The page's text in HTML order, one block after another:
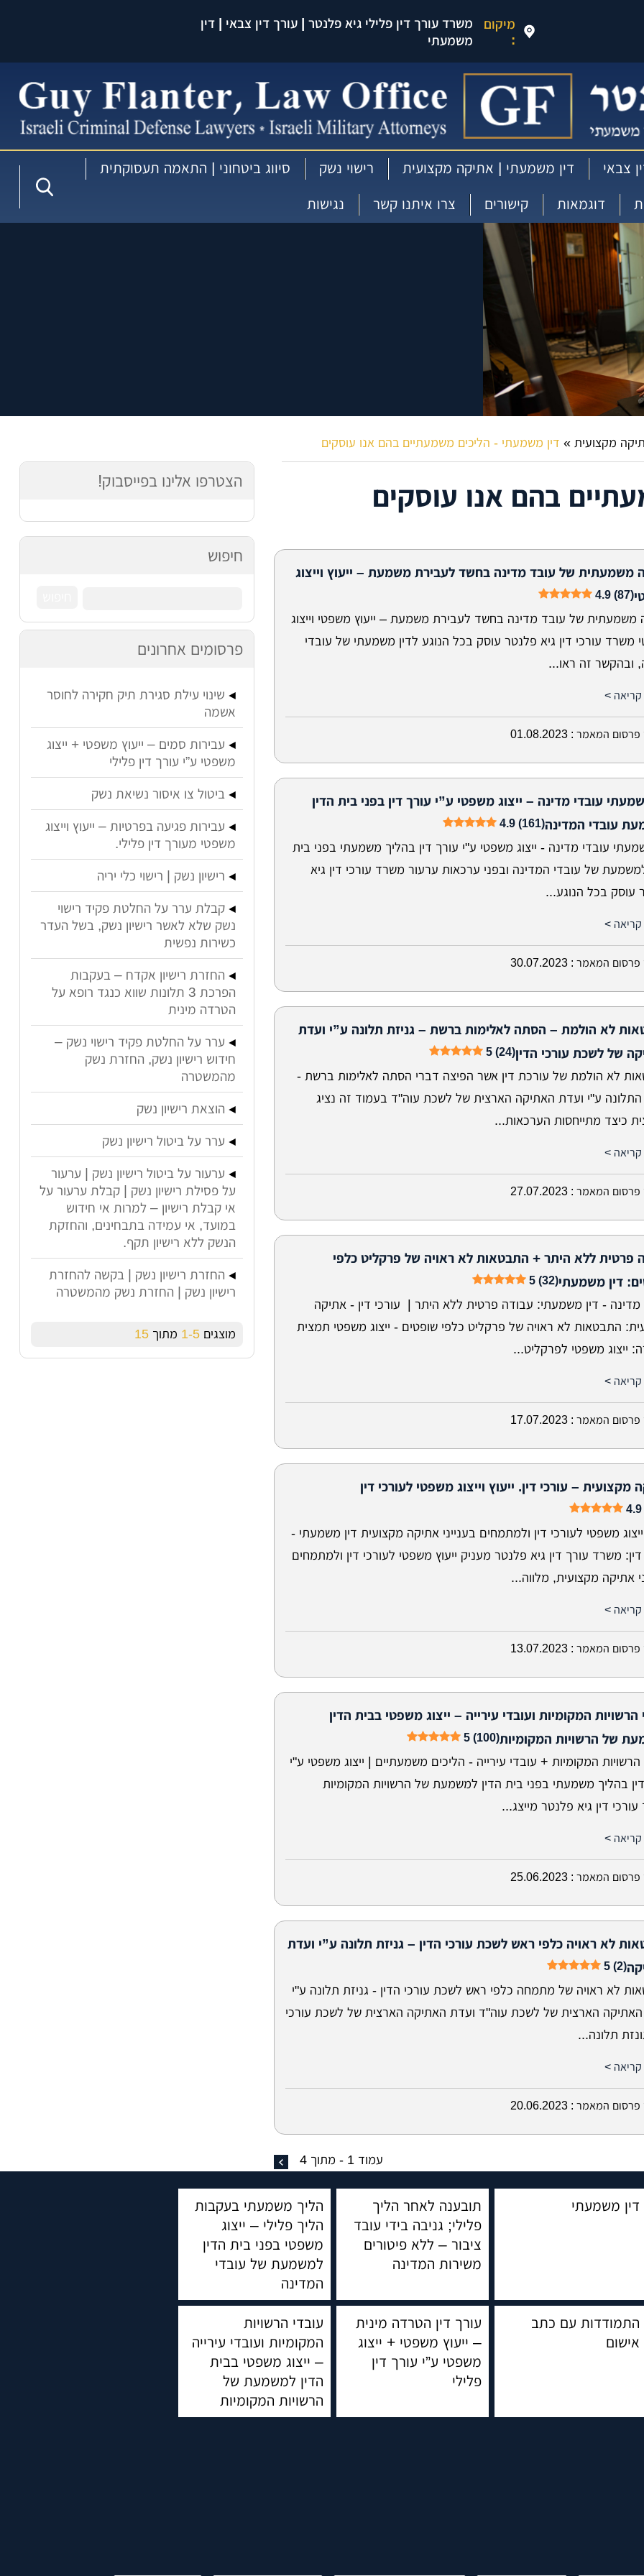
מיקום
:
משרד עורך דין פלילי גיא פלנטר | עורך דין צבאי | דין
משמעתי
צבאי דין משמעתי | אתיקה מקצועית רישוי נשק סיווג ביטחוני | התאמה תעסוקתית
דוגמאות קישורים צרו איתנו קשר נגישות
מקצועית » דין משמעתי - הליכים משמעתיים בהם אנו עוסקים
בהם אנו עוסקים
משמעתית של עובד מדינה בחשד לעבירת משמעת – ייעוץ וייצוג
4.9 (87)
משמעתית של עובד מדינה בחשד לעבירת משמעת – ייעוץ משפטי וייצוג
משרד עורכי דין גיא פלנטר עוסק בכל הנוגע לדין משמעתי של עובדי
ובהקשר זה ראו...
>
פרסום המאמר : 01.08.2023
עובדי מדינה – ייצוג משפטי ע”י עורך דין בפני בית הדין
עובדי המדינה4.9 (161)
עובדי מדינה - ייצוג משפטי ע"י עורך דין בהליך משמעתי בפני בית
של עובדי המדינה ובפני ערכאות ערעור משרד עורכי דין גיא
עוסק בכל הנוגע...
>
פרסום המאמר : 30.07.2023
לא הולמת – הסתה לאלימות ברשת – גניזת תלונה ע”י ועדת
של לשכת עורכי הדין5 (24)
לא הולמת של עורכת דין אשר הפיצה דברי הסתה לאלימות ברשת -
התלונה ע"י ועדת האתיקה הארצית של לשכת עוה"ד בעמוד זה נציג
כיצד מתייחסות הערכאות...
>
פרסום המאמר : 27.07.2023
פרטית ללא היתר + התבטאות לא ראויה של פרקליט כלפי
דין משמעתי5 (32)
מדינה - דין משמעתי: עבודה פרטית ללא היתר | עורכי דין - אתיקה
התבטאות לא ראויה של פרקליט כלפי שופטים - ייצוג משפטי תמצית
ייצוג משפטי לפרקליט...
>
פרסום המאמר : 17.07.2023
מקצועית – עורכי דין. ייעוץ וייצוג משפטי לעורכי דין
וייצוג משפטי לעורכי דין ולמתמחים בענייני אתיקה מקצועית דין משמעתי -
דין: משרד עורך דין גיא פלנטר מעניק ייעוץ משפטי לעורכי דין ולמתמחים
אתיקה מקצועית, מלווה...
>
פרסום המאמר : 13.07.2023
הרשויות המקומיות ועובדי עירייה – ייצוג משפטי בבית הדין
של הרשויות המקומיות5 (100)
הרשויות המקומיות + עובדי עירייה - הליכים משמעתיים | ייצוג משפטי ע"י
בהליך משמעתי בפני בית הדין למשמעת של הרשויות המקומיות
דין גיא פלנטר מייצג...
>
פרסום המאמר : 25.06.2023
לא ראויה כלפי ראש לשכת עורכי הדין – גניזת תלונה ע”י ועדת
5 (2)
לא ראויה של מתמחה כלפי ראש לשכת עורכי הדין - גניזת תלונה ע"י
הארצית של לשכת עוה"ד ועדת האתיקה הארצית של לשכת עורכי
תלונה...
>
פרסום המאמר : 20.06.2023
עמוד 1 - מתוך 4
הצטרפו אלינו בפייסבוק!
חיפוש
פרסומים אחרונים
שינוי עילת סגירת תיק חקירה לחוסר
אשמה
עבירות סמים – ייעוץ משפטי + ייצוג
משפטי ע”י עורך דין פלילי
ביטול צו איסור נשיאת נשק
עבירות פגיעה בפרטיות – ייעוץ וייצוג
משפטי מעורך דין פלילי.
רישיון נשק | רישוי כלי יריה
קבלת ערר על החלטת פקיד רישוי
נשק שלא לאשר רישיון נשק, בשל העדר
כשירות נפשית
החזרת רישיון אקדח – בעקבות
הפרכת 3 תלונות שווא כנגד רופא על
הטרדה מינית
ערר על החלטת פקיד רישוי נשק –
חידוש רישיון נשק, החזרת נשק
מהמשטרה
הוצאת רישיון נשק
ערר על ביטול רישיון נשק
ערעור על ביטול רישיון נשק | ערעור
על פסילת רישיון נשק | קבלת ערעור על
אי קבלת רישיון – למרות אי חידוש
במועד, אי עמידה בתבחינים, והחזקת
הנשק ללא רישיון תקף.
החזרת רישיון נשק | בקשה להחזרת
רישיון נשק | החזרת נשק מהמשטרה
מוצגים1-5 מתוך15
דין משמעתי
תובענה לאחר הליך
פלילי; גניבה בידי עובד
ציבור – ללא פיטורים
משירות המדינה
הליך משמעתי בעקבות
הליך פלילי – ייצוג
משפטי בפני בית הדין
למשמעת של עובדי
המדינה
התמודדות עם כתב
אישום
עורך דין הטרדה מינית
– ייעוץ משפטי + ייצוג
משפטי ע”י עורך דין
פלילי
עובדי הרשויות
המקומיות ועובדי עירייה
– ייצוג משפטי בבית
הדין למשמעת של
הרשויות המקומיות